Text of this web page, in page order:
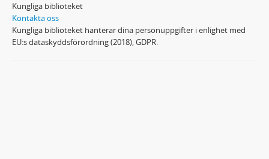
Kungliga biblioteket
Kontakta oss
Kungliga biblioteket hanterar dina personuppgifter i enlighet med
EU:s dataskyddsförordning (2018), GDPR.